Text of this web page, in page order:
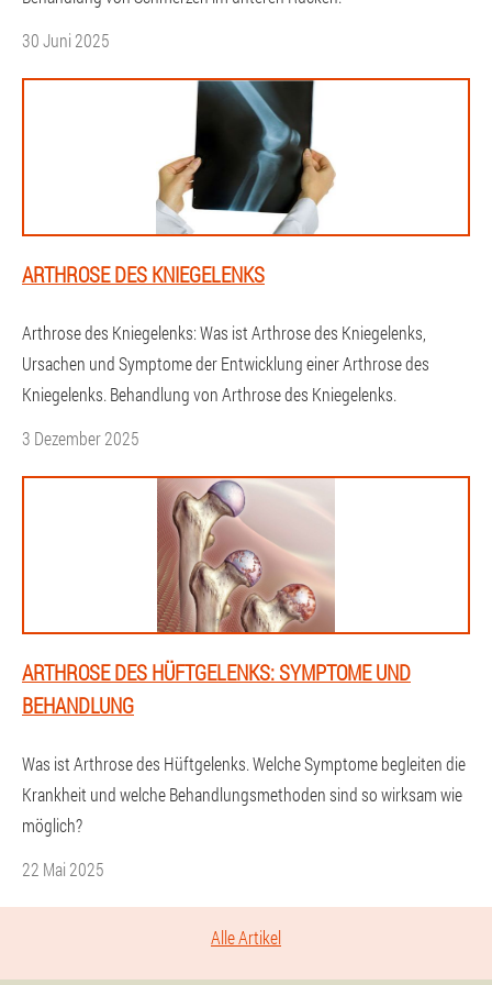
30 Juni 2025
ARTHROSE DES KNIEGELENKS
Arthrose des Kniegelenks: Was ist Arthrose des Kniegelenks,
Ursachen und Symptome der Entwicklung einer Arthrose des
Kniegelenks. Behandlung von Arthrose des Kniegelenks.
3 Dezember 2025
ARTHROSE DES HÜFTGELENKS: SYMPTOME UND
BEHANDLUNG
Was ist Arthrose des Hüftgelenks. Welche Symptome begleiten die
Krankheit und welche Behandlungsmethoden sind so wirksam wie
möglich?
22 Mai 2025
Alle Artikel